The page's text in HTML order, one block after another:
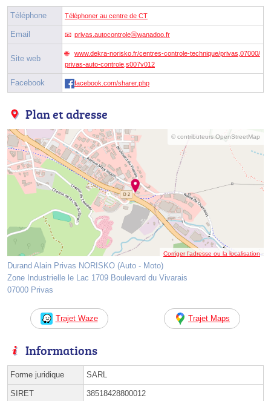
Téléphone Téléphoner au centre de CT
Email privas.autocontroleⓐwanadoo.fr
Site web
www.dekra-norisko.fr/centres-controle-technique/privas,07000/
privas-auto-controle,s007v012
Facebook facebook.com/sharer.php
Plan et adresse
© contributeurs OpenStreetMap
Corriger l’adresse ou la localisation
Durand Alain Privas NORISKO (Auto - Moto)
Zone Industrielle le Lac 1709 Boulevard du Vivarais
07000 Privas
Trajet Waze Trajet Maps
Informations
Forme juridique SARL
SIRET 38518428800012